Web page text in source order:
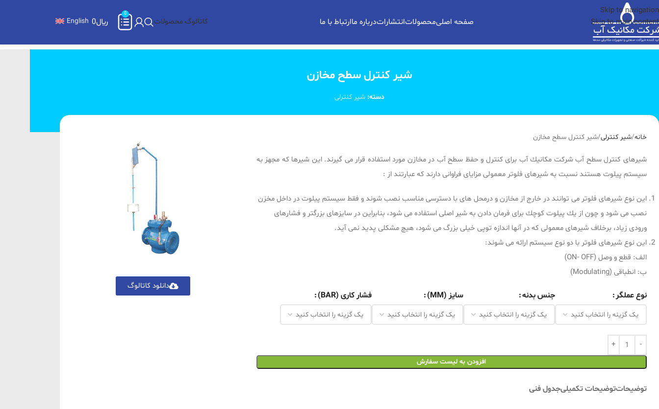
Skip to navigation
Skip to main content
صفحه اصلیمحصولاتانتشاراتدرباره ماارتباط با ما کاتالوگ محصولات
0
﷼0
English
شير كنترل سطح مخازن
دسته: شیر کنترلی
خانه شیر کنترلی شير كنترل سطح مخازن
شیرهای كنترل سطح آب شركت مكانیك آب برای كنترل و حفظ سطح آب در مخازن مورد استفاده قرار می گیرند. این شیرها كه مجهز به
سیستم پیلوت هستند نسبت به شیرهای فلوتر معمولی مزایای فراوانی دارند كه عبارتند از :
این نوع شیرهای فلوتر می توانند در خارج از مخازن و درمحل های با دسترسی مناسب نصب شوند و فقط سیستم پیلوت در داخل مخزن
نصب می شود و چون از یك پیلوت كوچك برای فرمان دادن به شیر اصلی استفاده می شود، بنابراین در سایزهای بزرگتر و فشارهای
ورودی زیاد، برخلاف شیرهای معمولی كه در آنها اندازه توپی خیلی بزرگ می شود، هیچ مشكلی پدید نمی آید.
این نوع شیرهای فلوتر با دو نوع سیستم ارائه می شوند:
الف: قطع و وصل (ON- OFF)
ب: انطباقی (Modulating)
نوع عملگر جنس بدنه سایز (MM) فشار کاری (BAR)
افزودن به لیست سفارش
توضیحاتتوضیحات تکمیلیجدول فنی
دانلود کاتالوگ